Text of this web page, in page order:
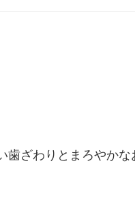
歯ざわりとまろやかな